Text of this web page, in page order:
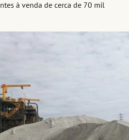
à venda de cerca de 70 mil